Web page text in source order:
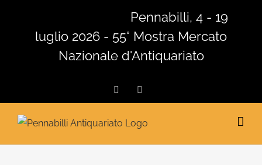
contenuto
Pennabilli, 4 - 19
luglio 2026 - 55° Mostra Mercato
Nazionale d'Antiquariato
Facebook